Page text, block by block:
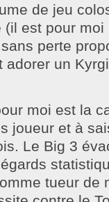
de jeu
est pour moi
perte
adorer un
moi est la
joueur et à
Le Big 3
tueur de